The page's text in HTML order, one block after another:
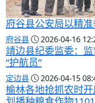
府谷县公安局以精
府谷县 2026-04-16
靖边县纪委监委：
“护航员”
定边县 2026-04-15
榆林各地抢抓农时